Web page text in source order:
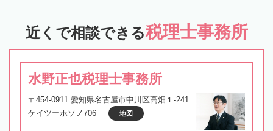
近くで相談できる税理士事務所
水野正也税理士事務所
〒454-0911 愛知県名古屋市中川区高畑１-241
ケイツーホソノ706
地図